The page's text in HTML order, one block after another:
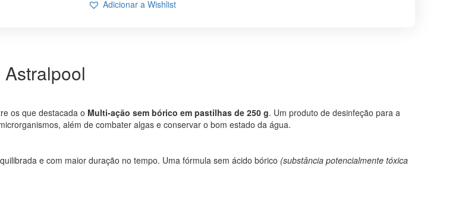
SEMAdicionar a Wishlist
os que destacada o Multi-ação sem bórico em pastilhas de 250 g. Um produto de desinfeção para a
além de combater algas e conservar o bom estado da água.
e com maior duração no tempo. Uma fórmula sem ácido bórico (substância potencialmente tóxica